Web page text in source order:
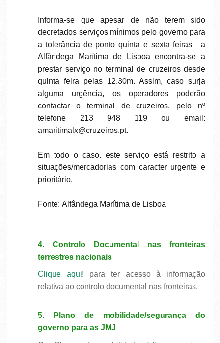
Informa-se que apesar de não terem sido
decretados serviços mínimos pelo governo para
a tolerância de ponto quinta e sexta feiras, a
Alfândega Marítima de Lisboa encontra-se a
prestar serviço no terminal de cruzeiros desde
quinta feira pelas 12.30m. Assim, caso surja
alguma urgência, os operadores poderão
contactar o terminal de cruzeiros, pelo nº
telefone 213 948 119 ou email:
amaritimalx@cruzeiros.pt.
Em todo o caso, este serviço está restrito a
situações/mercadorias com caracter urgente e
prioritário.
Fonte: Alfândega Marítima de Lisboa
4. Controlo Documental nas fronteiras
terrestres nacionais
Clique aqui! para ter acesso à informação
relativa ao controlo documental nas fronteiras.
5. Plano de mobilidade/segurança do
governo para as JMJ